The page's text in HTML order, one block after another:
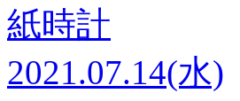
紙時計
2021.07.14(水)